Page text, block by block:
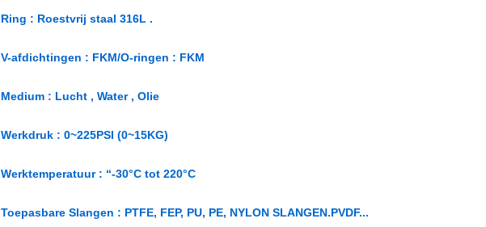
Ring : Roestvrij staal 316L .
V-afdichtingen : FKM/O-ringen : FKM
Medium : Lucht , Water , Olie
Werkdruk : 0~225PSI (0~15KG)
Werktemperatuur : “-30°C tot 220°C
Toepasbare Slangen : PTFE, FEP, PU, PE, NYLON SLANGEN.PVDF...